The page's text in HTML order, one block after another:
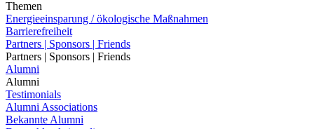
Themen
Energieeinsparung / ökologische Maßnahmen
Barrierefreiheit
Partners | Sponsors | Friends
Partners | Sponsors | Friends
Alumni
Alumni
Testimonials
Alumni Associations
Bekannte Alumni